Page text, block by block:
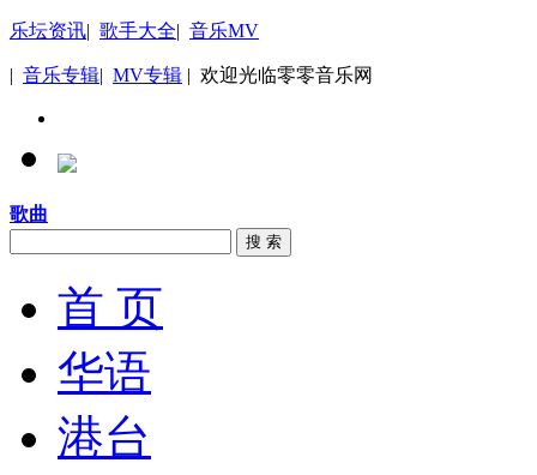
乐坛资讯| 歌手大全| 音乐MV
| 音乐专辑| MV专辑 | 欢迎光临零零音乐网
歌曲
搜 索
首 页
华语
港台